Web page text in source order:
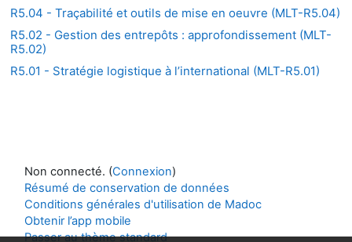
R5.04 - Traçabilité et outils de mise en oeuvre (MLT-R5.04)
R5.02 - Gestion des entrepôts : approfondissement (MLT-
R5.02)
R5.01 - Stratégie logistique à l’international (MLT-R5.01)
Non connecté. (Connexion)
Résumé de conservation de données
Conditions générales d'utilisation de Madoc
Obtenir l’app mobile
Passer au thème standard